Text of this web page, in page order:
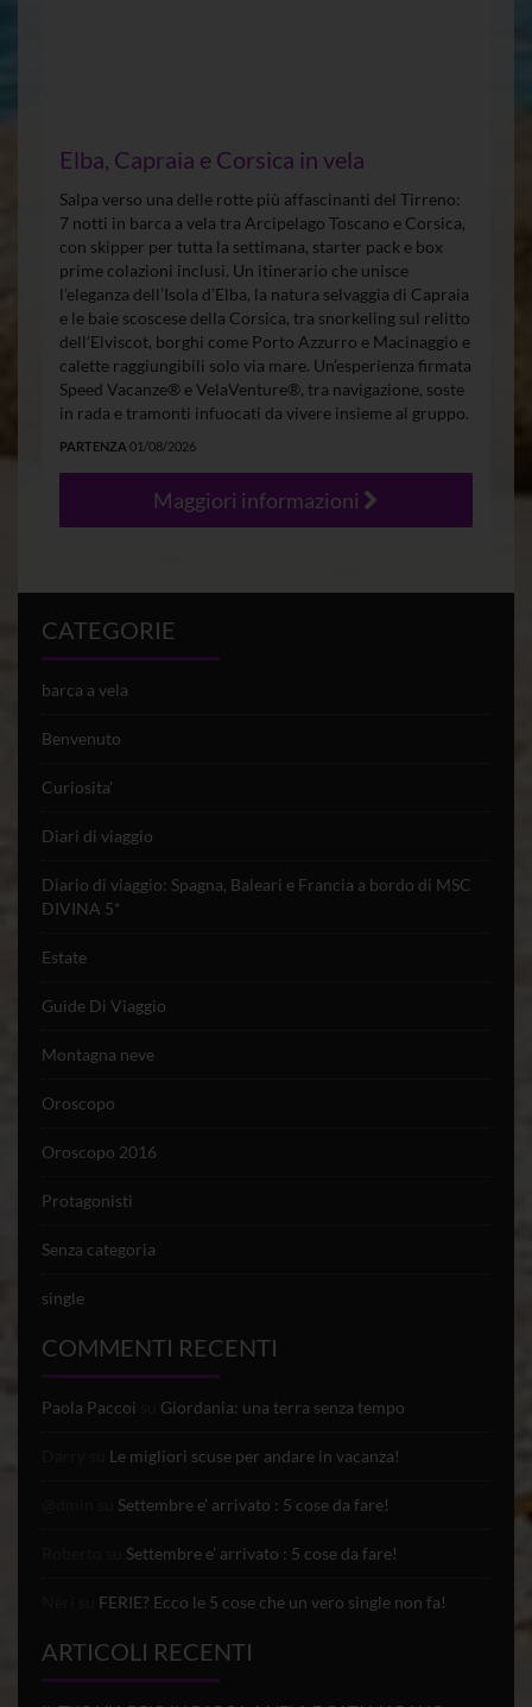
Elba, Capraia e Corsica in vela
Salpa verso una delle rotte più affascinanti del Tirreno:
7 notti in barca a vela tra Arcipelago Toscano e Corsica,
con skipper per tutta la settimana, starter pack e box
prime colazioni inclusi. Un itinerario che unisce
l’eleganza dell’Isola d’Elba, la natura selvaggia di Capraia
e le baie scoscese della Corsica, tra snorkeling sul relitto
dell’Elviscot, borghi come Porto Azzurro e Macinaggio e
calette raggiungibili solo via mare. Un’esperienza firmata
Speed Vacanze® e VelaVenture®, tra navigazione, soste
in rada e tramonti infuocati da vivere insieme al gruppo.
PARTENZA 01/08/2026
Maggiori informazioni
CATEGORIE
barca a vela
Benvenuto
Curiosita'
Diari di viaggio
Diario di viaggio: Spagna, Baleari e Francia a bordo di MSC
DIVINA 5*
Estate
Guide Di Viaggio
Montagna neve
Oroscopo
Oroscopo 2016
Protagonisti
Senza categoria
single
COMMENTI RECENTI
Paola Paccoi Giordania: una terra senza tempo
Le migliori scuse per andare in vacanza!
Settembre e’ arrivato : 5 cose da fare!
Settembre e’ arrivato : 5 cose da fare!
FERIE? Ecco le 5 cose che un vero single non fa!
ARTICOLI RECENTI